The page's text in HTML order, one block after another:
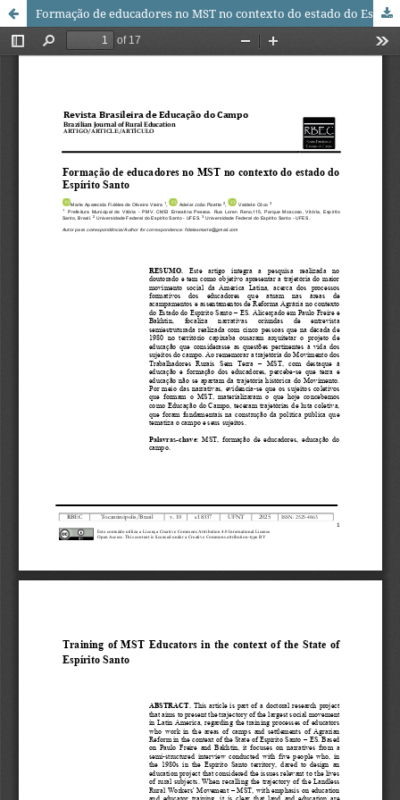
Formação de educadores no MST no contexto do estado do Espírito Santo